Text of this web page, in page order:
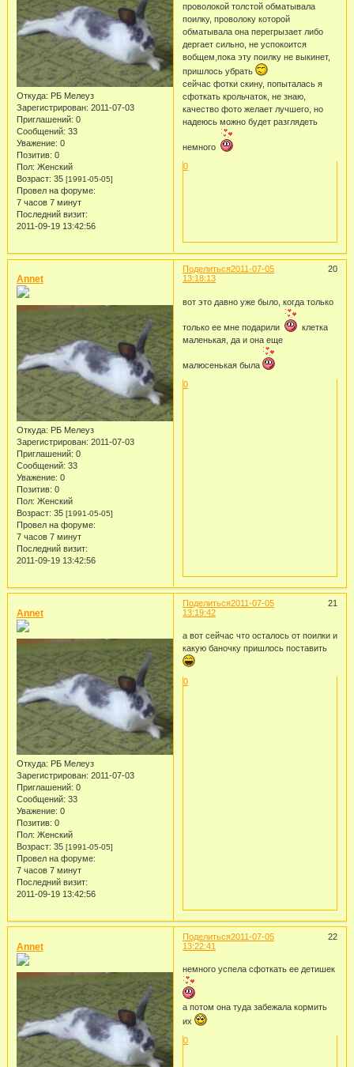
Откуда: РБ Мелеуз
Зарегистрирован: 2011-07-03
Приглашений: 0
Сообщений: 33
Уважение: 0
Позитив: 0
Пол: Женский
Возраст: 35 [1991-05-05]
Провел на форуме:
7 часов 7 минут
Последний визит:
2011-09-19 13:42:56
проволокой толстой обматывала
поилку, проволоку которой
обматывала она перегрызает либо
дергает сильно, не успокоится
вобщем,пока эту поилку не выкинет,
пришлось убрать
сейчас фотки скину, попыталась я
сфоткать крольчаток, не знаю,
качество фото желает лучшего, но
надеюсь можно будет разглядеть
немного
0
Поделиться 20
2011-07-05
13:18:13
Annet
Откуда: РБ Мелеуз
Зарегистрирован: 2011-07-03
Приглашений: 0
Сообщений: 33
Уважение: 0
Позитив: 0
Пол: Женский
Возраст: 35 [1991-05-05]
Провел на форуме:
7 часов 7 минут
Последний визит:
2011-09-19 13:42:56
вот это давно уже было, когда только
только ее мне подарили
клетка
маленькая, да и она еще
малюсенькая была
0
Поделиться 21
2011-07-05
13:19:42
Annet
Откуда: РБ Мелеуз
Зарегистрирован: 2011-07-03
Приглашений: 0
Сообщений: 33
Уважение: 0
Позитив: 0
Пол: Женский
Возраст: 35 [1991-05-05]
Провел на форуме:
7 часов 7 минут
Последний визит:
2011-09-19 13:42:56
а вот сейчас что осталось от поилки и
какую баночку пришлось поставить
0
Поделиться 22
2011-07-05
13:22:41
Annet
немного успела сфоткать ее детишек
а потом она туда забежала кормить
их
0